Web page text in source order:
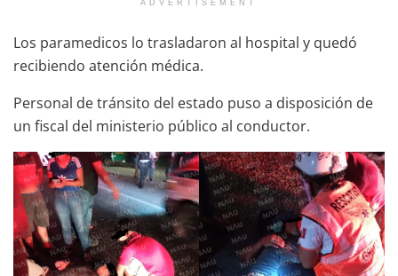
ADVERTISEMENT
Los paramedicos lo trasladaron al hospital y quedó
recibiendo atención médica.
Personal de tránsito del estado puso a disposición de
un fiscal del ministerio público al conductor.